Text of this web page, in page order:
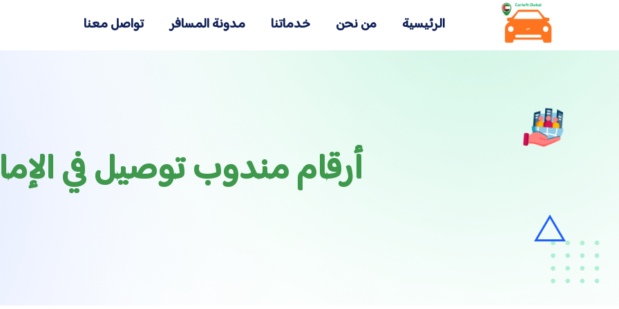
الرئيسية من نحن خدماتنا مدونة المسافر تواصل معنا
أرقام مندوب توصيل في